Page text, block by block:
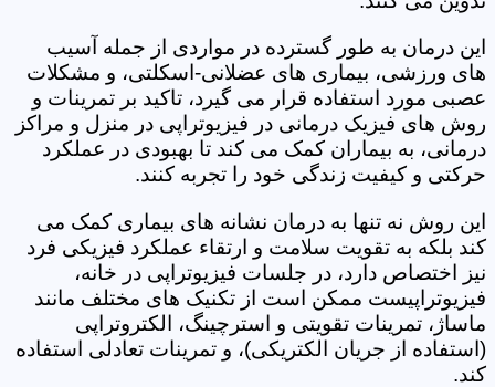
این درمان به طور گسترده در مواردی از جمله آسیب
های ورزشی، بیماری های عضلانی-اسکلتی، و مشکلات
عصبی مورد استفاده قرار می گیرد، تاکید بر تمرینات و
روش های فیزیک درمانی در فیزیوتراپی در منزل و مراکز
درمانی، به بیماران کمک می کند تا بهبودی در عملکرد
حرکتی و کیفیت زندگی خود را تجربه کنند.
این روش نه تنها به درمان نشانه های بیماری کمک می
کند بلکه به تقویت سلامت و ارتقاء عملکرد فیزیکی فرد
نیز اختصاص دارد، در جلسات فیزیوتراپی در خانه،
فیزیوتراپیست ممکن است از تکنیک های مختلف مانند
ماساژ، تمرینات تقویتی و استرچینگ، الکتروتراپی
(استفاده از جریان الکتریکی)، و تمرینات تعادلی استفاده
کند.